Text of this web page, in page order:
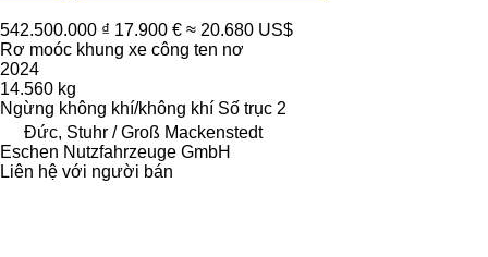
542.500.000 ₫ 17.900 € ≈ 20.680 US$
Rơ moóc khung xe công ten nơ
2024
14.560 kg
Ngừng không khí/không khí Số trục 2
Đức, Stuhr / Groß Mackenstedt
Eschen Nutzfahrzeuge GmbH
Liên hệ với người bán